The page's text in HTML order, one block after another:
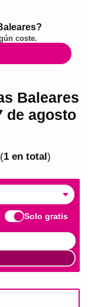
coste.
Baleares
de agosto
(1en total)
Solo gratis